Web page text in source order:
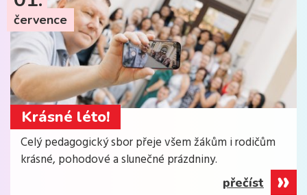
Krásné léto!
července
Celý pedagogický sbor přeje všem žákům i rodičům
krásné, pohodové a slunečné prázdniny.
přečíst